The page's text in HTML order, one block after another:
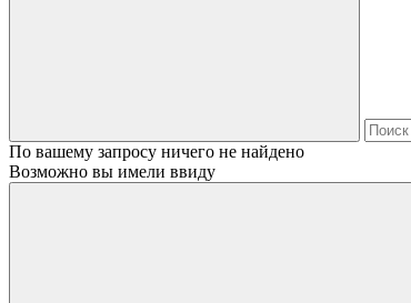
По вашему запросу ничего не найдено
Возможно вы имели ввиду